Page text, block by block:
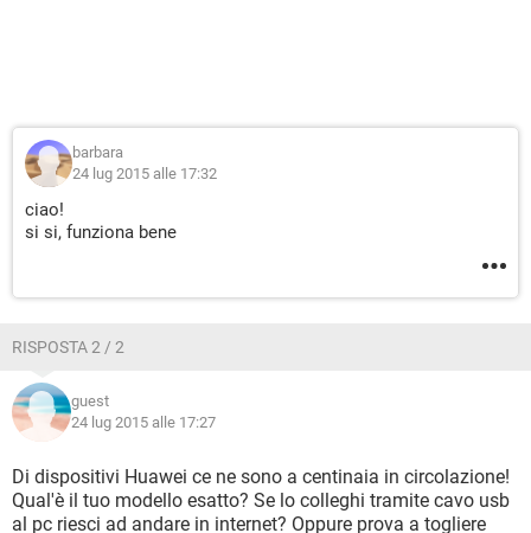
barbara
24 lug 2015 alle 17:32
ciao!
si si, funziona bene
RISPOSTA 2 / 2
guest
24 lug 2015 alle 17:27
Di dispositivi Huawei ce ne sono a centinaia in circolazione!
Qual'è il tuo modello esatto? Se lo colleghi tramite cavo usb
al pc riesci ad andare in internet? Oppure prova a togliere